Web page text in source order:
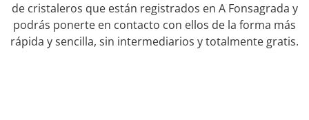
de cristaleros que están registrados en A Fonsagrada y
podrás ponerte en contacto con ellos de la forma más
rápida y sencilla, sin intermediarios y totalmente gratis.